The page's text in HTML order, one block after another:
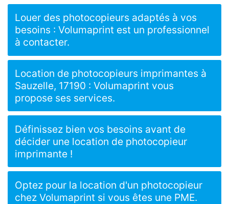
Louer des photocopieurs adaptés à vos
besoins : Volumaprint est un professionnel
à contacter.
Location de photocopieurs imprimantes à
Sauzelle, 17190 : Volumaprint vous
propose ses services.
Définissez bien vos besoins avant de
décider une location de photocopieur
imprimante !
Optez pour la location d'un photocopieur
chez Volumaprint si vous êtes une PME.